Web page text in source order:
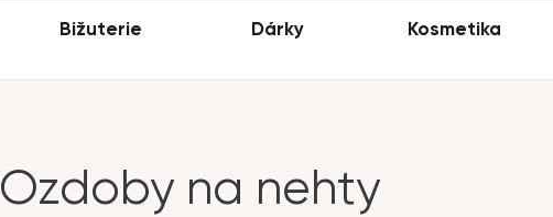
Bižuterie Dárky Kosmetika
Ozdoby na nehty